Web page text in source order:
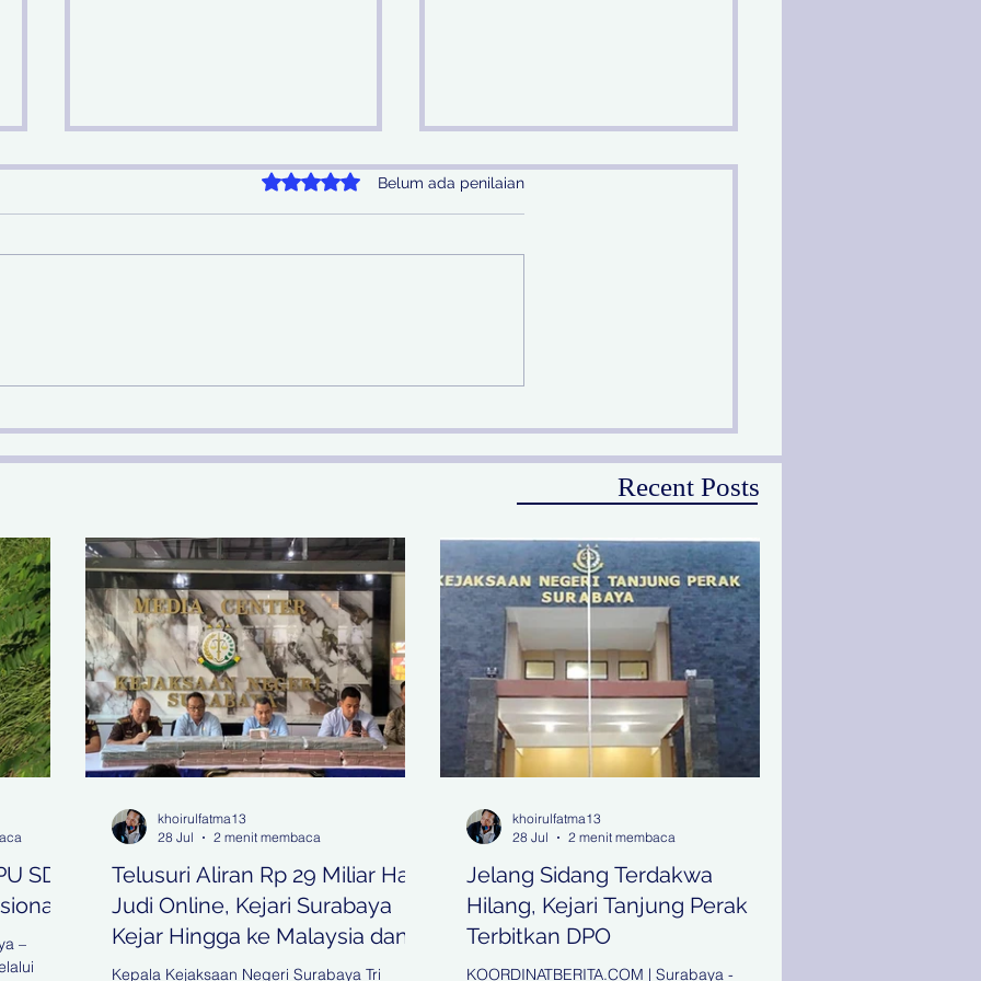
Surabaya Kejar Hingga ke
Perak Terbitkan DPO
Dinilai 0 dari 5 bintang.
Belum ada penilaian
Recent Posts
SDA
–
Telusuri Aliran Rp 29 Miliar Hasil
Judi Online, Kejari Surabaya
Kejar Hingga ke Malaysia dan
Filipina
Kepala Kejaksaan Negeri Surabaya Tri
khoirulfatma13
28 Jul
2 menit membaca
Jelang Sidang Terdakwa
Hilang, Kejari Tanjung Perak
Terbitkan DPO
KOORDINATBERITA.COM | Surabaya -
khoirulfatma13
28 Jul
2 menit membaca